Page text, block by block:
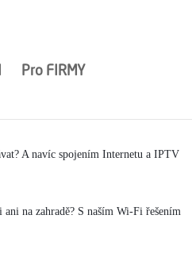
Pro FIRMY
A navíc spojením Internetu a IPTV
na zahradě? S naším Wi-Fi řešením